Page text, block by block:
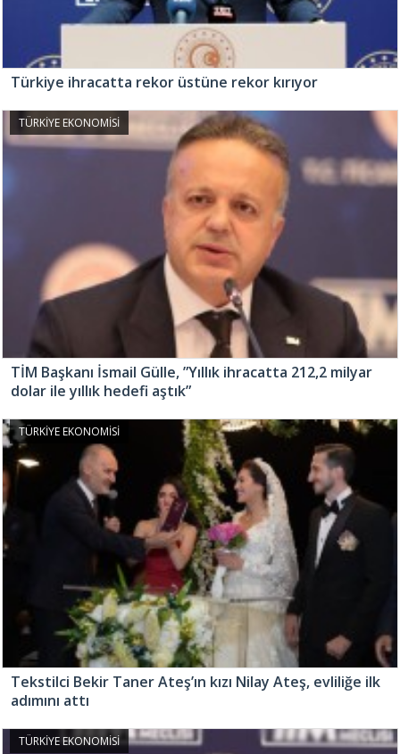
Türkiye ihracatta rekor üstüne rekor kırıyor
TÜRKİYE EKONOMİSİ
TİM Başkanı İsmail Gülle, ”Yıllık ihracatta 212,2 milyar
dolar ile yıllık hedefi aştık”
TÜRKİYE EKONOMİSİ
Tekstilci Bekir Taner Ateş’ın kızı Nilay Ateş, evliliğe ilk
adımını attı
TÜRKİYE EKONOMİSİ